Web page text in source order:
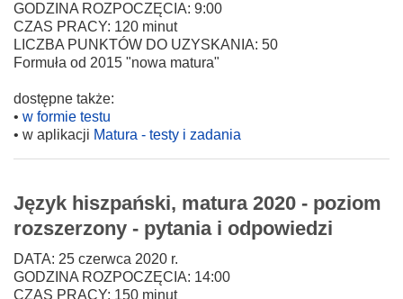
GODZINA ROZPOCZĘCIA: 9:00
CZAS PRACY: 120 minut
LICZBA PUNKTÓW DO UZYSKANIA: 50
Formuła od 2015 "nowa matura"
dostępne także:
• w formie testu
• w aplikacji Matura - testy i zadania
Język hiszpański, matura 2020 - poziom
rozszerzony - pytania i odpowiedzi
DATA: 25 czerwca 2020 r.
GODZINA ROZPOCZĘCIA: 14:00
CZAS PRACY: 150 minut